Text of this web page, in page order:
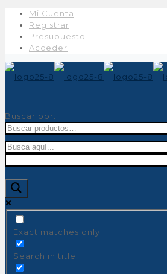
Mi Cuenta
Registrar
Presupuesto
Acceder
Buscar por:
Exact matches only
Search in title